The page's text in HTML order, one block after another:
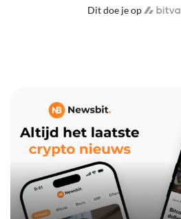
Dit doe je op